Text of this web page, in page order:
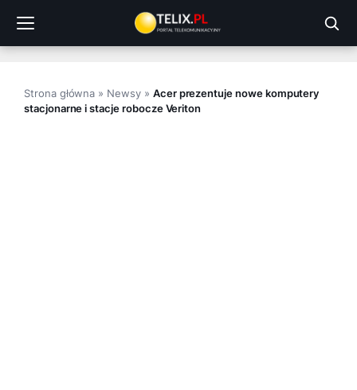
treści
Strona główna » Newsy» Acer prezentuje nowe komputery
stacjonarne i stacje robocze Veriton